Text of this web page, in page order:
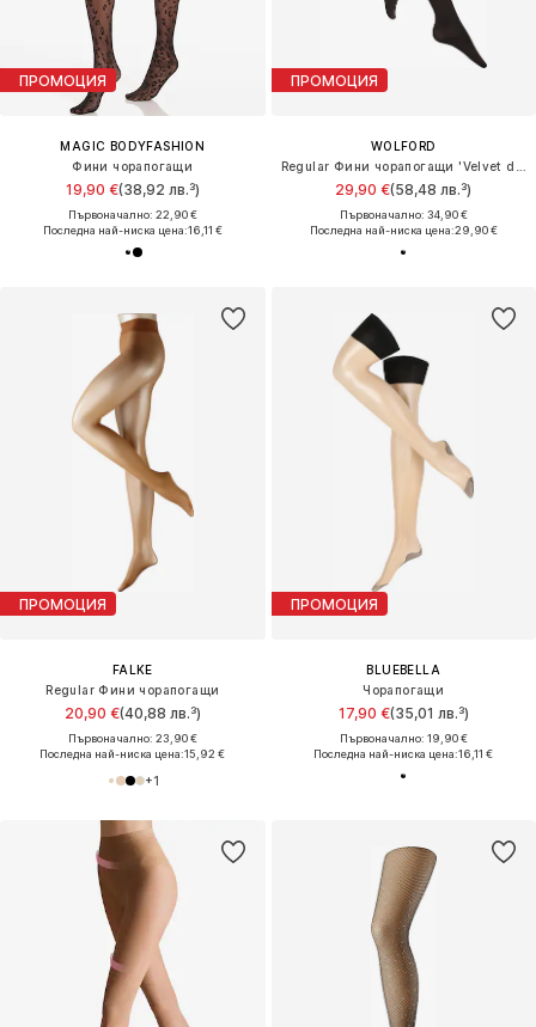
ПРОМОЦИЯ
MAGIC BODYFASHION
Фини чорапогащи
19,90 €(38,92 лв.³)
Първоначално: 22,90 €
Последна най-ниска цена:16,11 €
ПРОМОЦИЯ
WOLFORD
29,90 €(58,48 лв.³)
Първоначално: 34,90 €
Последна най-ниска цена:29,90 €
ПРОМОЦИЯ
FALKE
Regular Фини чорапогащи
20,90 €(40,88 лв.³)
Първоначално: 23,90 €
Последна най-ниска цена:15,92 €
+1
ПРОМОЦИЯ
BLUEBELLA
Чорапогащи
17,90 €(35,01 лв.³)
Първоначално: 19,90 €
Последна най-ниска цена:16,11 €